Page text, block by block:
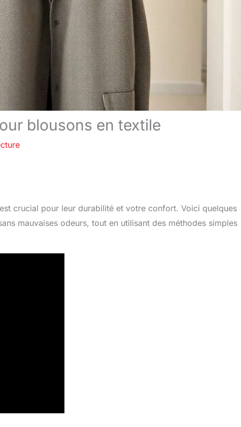
blousons en textile
crucial pour leur durabilité et votre confort. Voici quelques
mauvaises odeurs, tout en utilisant des méthodes simples